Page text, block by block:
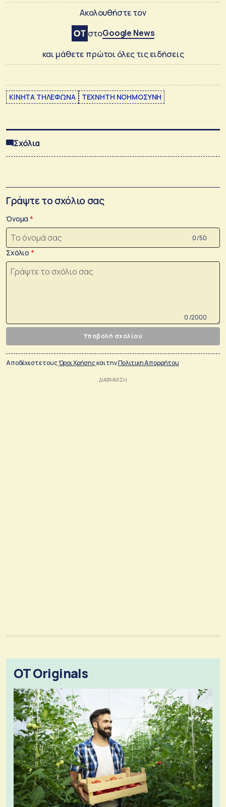
Ακολουθήστε τον
στοGoogle News
και μάθετε πρώτοι όλες τις ειδήσεις
ΚΙΝΗΤΑ ΤΗΛΕΦΩΝΑ ΤΕΧΝΗΤΗ ΝΟΗΜΟΣΥΝΗ
Σχόλια
Γράψτε το σχόλιο σας
Όνομα
0 /50
Σχόλιο
0 /2000
Υποβολή σχολίου
Αποδέχεστε τουςΌροι Χρήσηςκαι τηνΠολιτικη Απορρήτου
OT Originals